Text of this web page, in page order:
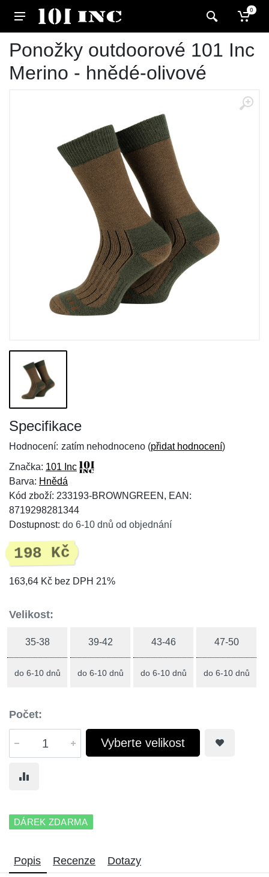
0
Ponožky outdoorové 101 Inc
Merino - hnědé-olivové
Specifikace
Hodnocení: zatím nehodnoceno (přidat hodnocení)
Značka: 101 Inc
Barva: Hnědá
Kód zboží: 233193-BROWNGREEN, EAN:
8719298281344
Dostupnost: do 6-10 dnů od objednání
198 Kč
163,64 Kč bez DPH 21%
Velikost:
35-38
do 6-10 dnů
39-42
do 6-10 dnů
43-46
do 6-10 dnů
47-50
do 6-10 dnů
Počet:
Vyberte velikost
DÁREK ZDARMA
Popis Recenze Dotazy